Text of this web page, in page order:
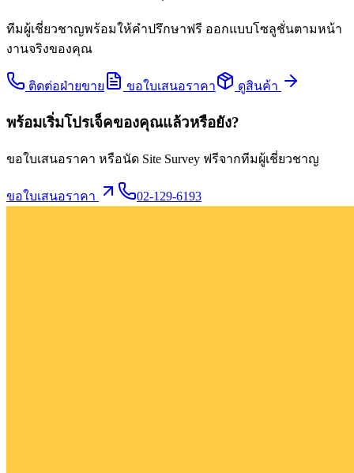
ทีมผู้เชี่ยวชาญพร้อมให้คำปรึกษาฟรี ออกแบบโซลูชั่นตามหน้า
งานจริงของคุณ
ติดต่อฝ่ายขาย ขอใบเสนอราคา ดูสินค้า
พร้อมเริ่มโปรเจ็คของคุณแล้วหรือยัง?
ขอใบเสนอราคา หรือนัด Site Survey ฟรีจากทีมผู้เชี่ยวชาญ
ขอใบเสนอราคา 02-129-6193